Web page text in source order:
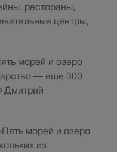
рестораны,
центры,
морей и озеро
— еще 300
Дмитрий
морей и озеро
из